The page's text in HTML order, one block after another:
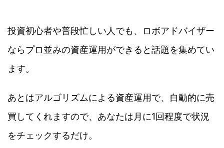
投資初心者や普段忙しい人でも、ロボアドバイザー
ならプロ並みの資産運用ができると話題を集めてい
ます。
あとはアルゴリズムによる資産運用で、自動的に売
買してくれますので、あなたは月に1回程度で状況
をチェックするだけ。